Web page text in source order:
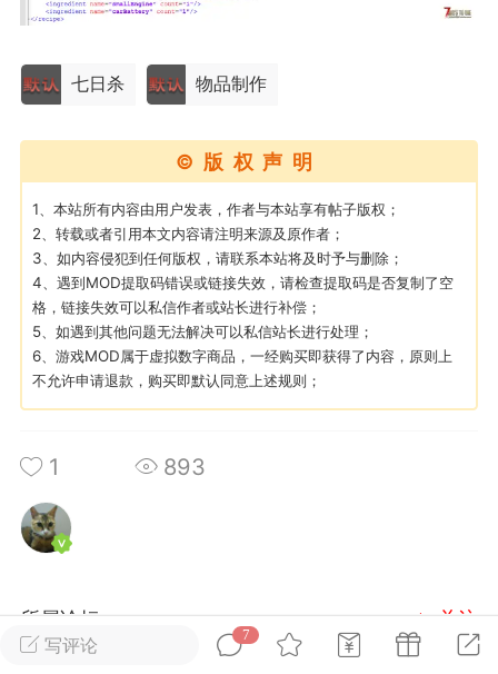
攻略教程 联机招募
大人
Lv.8
02-10 15:45
电脑端 其他&工具
卖挂
禁止发布联机可用的作弊模组，
单机辅助引流私下售卖服务器外挂！
作弊模组的发布规范近期收到一些信息
作弊模组在联机服务器使用,为了维护游
模组的发布行为：1. *...
汉
72
大人
Lv.8
写评论
7
七日杀 物品制作
©版权声明
1、本站所有内容由用户发表，作者与本站享有帖子版权；
2、转载或者引用本文内容请注明来源及原作者；
3、如内容侵犯到任何版权，请联系本站将及时予与删除；
4、遇到MOD提取码错误或链接失效，请检查提取码是否复制了空
格，链接失效可以私信作者或站长进行补偿；
5、如遇到其他问题无法解决可以私信站长进行处理；
6、游戏MOD属于虚拟数字商品，一经购买即获得了内容，原则上
不允许申请退款，购买即默认同意上述规则；
1 893
所属论坛 关注